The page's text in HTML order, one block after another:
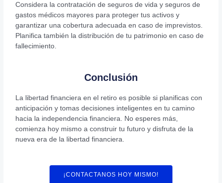
Considera la contratación de seguros de vida y seguros de
gastos médicos mayores para proteger tus activos y
garantizar una cobertura adecuada en caso de imprevistos.
Planifica también la distribución de tu patrimonio en caso de
fallecimiento.
Conclusión
La libertad financiera en el retiro es posible si planificas con
anticipación y tomas decisiones inteligentes en tu camino
hacia la independencia financiera. No esperes más,
comienza hoy mismo a construir tu futuro y disfruta de la
nueva era de la libertad financiera.
¡CONTACTANOS HOY MISMO!